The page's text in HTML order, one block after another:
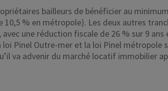
bailleurs de bénéficier au minimum
10,5 % en métropole). Les deux autres
une réduction fiscale de 26 % sur 9 ans
loi Pinel Outre-mer et la loi Pinel métropole
va advenir du marché locatif immobilier